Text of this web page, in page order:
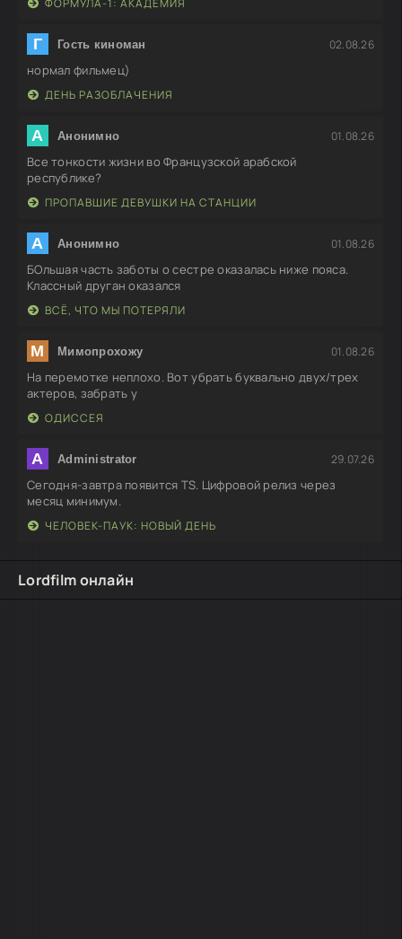
ФОРМУЛА-1: АКАДЕМИЯ
Г Гость киноман 02.08.26
нормал фильмец)
ДЕНЬ РАЗОБЛАЧЕНИЯ
А Анонимно 01.08.26
Все тонкости жизни во Французской арабской
республике?
ПРОПАВШИЕ ДЕВУШКИ НА СТАНЦИИ
А Анонимно 01.08.26
БОльшая часть заботы о сестре оказалась ниже пояса.
Классный друган оказался
ВСЁ, ЧТО МЫ ПОТЕРЯЛИ
М Мимопрохожу 01.08.26
На перемотке неплохо. Вот убрать буквально двух/трех
актеров, забрать у
ОДИССЕЯ
A Administrator 29.07.26
Сегодня-завтра появится TS. Цифровой релиз через
месяц минимум.
ЧЕЛОВЕК-ПАУК: НОВЫЙ ДЕНЬ
Lordfilm онлайн